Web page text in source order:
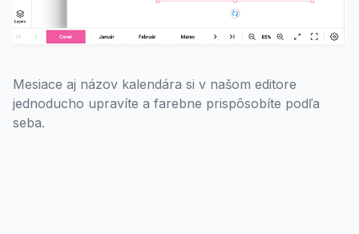
Mesiace aj názov kalendára si v našom editore
jednoducho upravíte a farebne prispôsobíte podľa
seba.